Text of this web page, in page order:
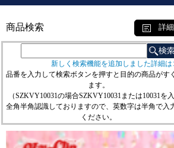
商品検索 詳細
新しく検索機能を追加しました詳細は
品番を入力して検索ボタンを押すと目的の商品がす
ます。
（SZKVY10031の場合SZKVY10031または10031を入
全角半角認識しておりますので、英数字は半角で入
ください。